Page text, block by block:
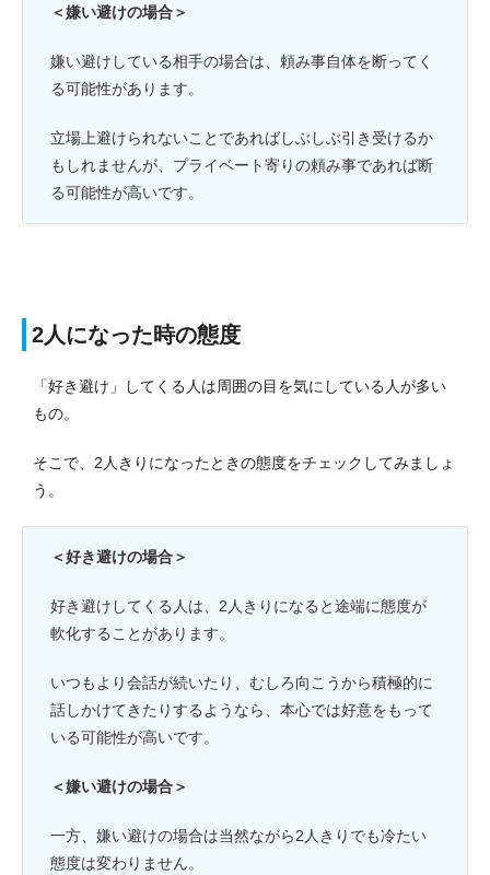
＜嫌い避けの場合＞
嫌い避けしている相手の場合は、頼み事自体を断ってく
る可能性があります。
立場上避けられないことであればしぶしぶ引き受けるか
もしれませんが、プライベート寄りの頼み事であれば断
る可能性が高いです。
2人になった時の態度
「好き避け」してくる人は周囲の目を気にしている人が多い
もの。
そこで、2人きりになったときの態度をチェックしてみましょ
う。
＜好き避けの場合＞
好き避けしてくる人は、2人きりになると途端に態度が
軟化することがあります。
いつもより会話が続いたり、むしろ向こうから積極的に
話しかけてきたりするようなら、本心では好意をもって
いる可能性が高いです。
＜嫌い避けの場合＞
一方、嫌い避けの場合は当然ながら2人きりでも冷たい
態度は変わりません。